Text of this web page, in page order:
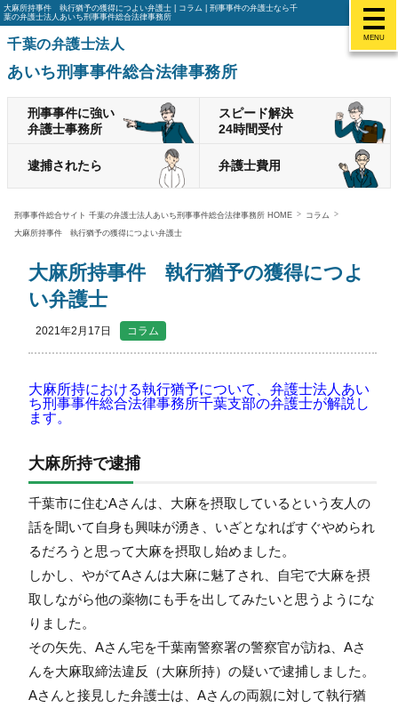
MENU
大麻所持事件 執行猶予の獲得につよい弁護士 | コラム | 刑事事件の弁護士なら千
葉の弁護士法人あいち刑事事件総合法律事務所
千葉の弁護士法人
あいち刑事事件総合法律事務所
刑事事件に強い
弁護士事務所
スピード解決
24時間受付
逮捕されたら 弁護士費用
刑事事件総合サイト 千葉の弁護士法人あいち刑事事件総合法律事務所 HOME
コラム
大麻所持事件 執行猶予の獲得につよい弁護士
大麻所持事件 執行猶予の獲得につよ
い弁護士
2021年2月17日 コラム
大麻所持における執行猶予について、弁護士法人あい
ち刑事事件総合法律事務所千葉支部の弁護士が解説し
ます。
大麻所持で逮捕
千葉市に住むAさんは、大麻を摂取しているという友人の
話を聞いて自身も興味が湧き、いざとなればすぐやめられ
るだろうと思って大麻を摂取し始めました。
しかし、やがてAさんは大麻に魅了され、自宅で大麻を摂
取しながら他の薬物にも手を出してみたいと思うようにな
りました。
その矢先、Aさん宅を千葉南警察署の警察官が訪ね、Aさ
んを大麻取締法違反（大麻所持）の疑いで逮捕しました。
Aさんと接見した弁護士は、Aさんの両親に対して執行猶